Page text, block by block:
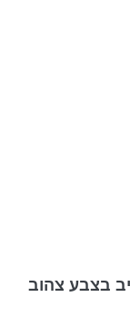
בצבע צהוב